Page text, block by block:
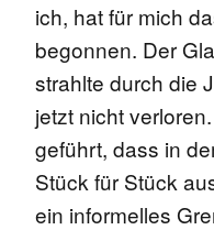
ich, hat für mich
begonnen. Der
strahlte durch die
jetzt nicht
geführt, dass in
Stück für Stück
ein informelles